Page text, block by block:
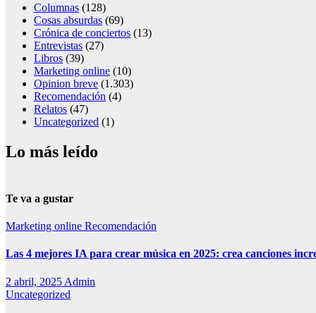
Columnas (128)
Cosas absurdas (69)
Crónica de conciertos (13)
Entrevistas (27)
Libros (39)
Marketing online (10)
Opinion breve (1.303)
Recomendación (4)
Relatos (47)
Uncategorized (1)
Lo más leído
Te va a gustar
Marketing online Recomendación
Las 4 mejores IA para crear música en 2025: crea canciones
2 abril, 2025 Admin
Uncategorized